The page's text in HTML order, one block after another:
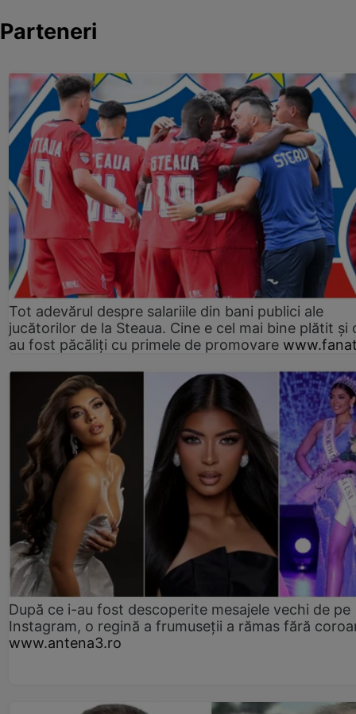
Parteneri
Tot adevărul despre salariile din bani publici ale
jucătorilor de la Steaua. Cine e cel mai bine plătit și
au fost păcăliți cu primele de promovare
După ce i-au fost descoperite mesajele vechi de pe
Instagram, o regină a frumuseții a rămas fără
www.antena3.ro